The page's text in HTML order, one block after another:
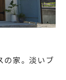
の家。淡いブ